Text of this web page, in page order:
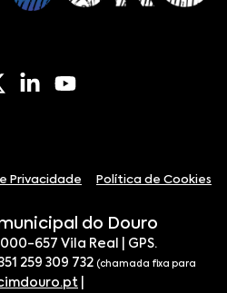
Privacidade Política de Cookies
do Douro
657 Vila Real | GPS.
259 309 732 (chamada fixa para